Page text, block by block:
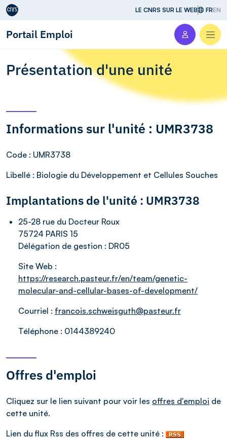
Aller au contenu LE CNRS SUR LE WEB FREN
Portail Emploi
Présentation d'une unité
Informations sur l'unité : UMR3738
Code : UMR3738
Libellé : Biologie du Développement et Cellules Souches
Implantations de l'unité : UMR3738
25-28 rue du Docteur Roux
75724 PARIS 15
Délégation de gestion : DR05
Site Web :
https://research.pasteur.fr/en/team/genetic-
molecular-and-cellular-bases-of-development/
Courriel : francois.schweisguth@pasteur.fr
Téléphone : 0144389240
Offres d'emploi
Cliquez sur le lien suivant pour voir les offres d'emploi de
cette unité.
Lien du flux Rss des offres de cette unité :